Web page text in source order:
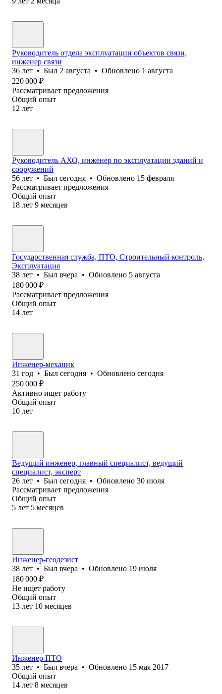
Руководитель отдела эксплуатации объектов связи,
инженер связи
36 лет • Был 2 августа • Обновлено 1 августа
220 000 ₽
Рассматривает предложения
Общий опыт
12 лет
Руководитель АХО, инженер по эксплуатации зданий и
сооружений
56 лет • Был сегодня • Обновлено 15 февраля
Рассматривает предложения
Общий опыт
18 лет 9 месяцев
Государственная служба, ПТО, Строительный контроль,
Эксплуатация
38 лет • Был вчера • Обновлено 5 августа
180 000 ₽
Рассматривает предложения
Общий опыт
14 лет
Инженер-механик
31 год • Был сегодня • Обновлено сегодня
250 000 ₽
Активно ищет работу
Общий опыт
10 лет
Ведущий инженер, главный специалист, ведущий
специалист, эксперт
26 лет • Был сегодня • Обновлено 30 июля
Рассматривает предложения
Общий опыт
5 лет 5 месяцев
Инженер-геодезист
38 лет • Был вчера • Обновлено 19 июля
180 000 ₽
Не ищет работу
Общий опыт
13 лет 10 месяцев
Инженер ПТО
35 лет • Был вчера • Обновлено 15 мая 2017
Общий опыт
14 лет 8 месяцев